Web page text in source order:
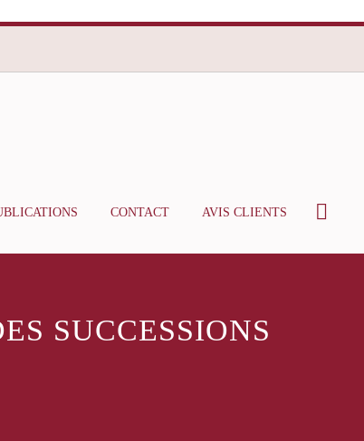
CONTACT AVIS CLIENTS
SUCCESSIONS